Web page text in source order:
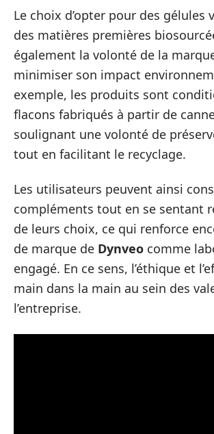
Le choix d’opter pour des gélules
des matières premières
également la volonté de la
minimiser son impact
exemple, les produits sont
flacons fabriqués à partir de
soulignant une volonté de
tout en facilitant le recyclage.
Les utilisateurs peuvent ainsi
compléments tout en se sentant
de leurs choix, ce qui renforce
de marque de Dynveo comme
engagé. En ce sens, l’éthique et
main dans la main au sein des
l’entreprise.